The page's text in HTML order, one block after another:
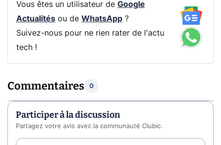
Vous êtes un utilisateur de Google
Actualitésou de WhatsApp?
Suivez-nous pour ne rien rater de l'actu
tech !
Commentaires 0
Participer à la discussion
Partagez votre avis avec la communauté Clubic.